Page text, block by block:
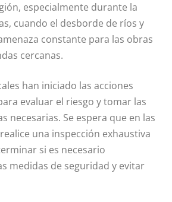
especialmente durante la
cuando el desborde de ríos y
constante para las obras
cercanas.
han iniciado las acciones
evaluar el riesgo y tomar las
necesarias. Se espera que en las
una inspección exhaustiva
si es necesario
medidas de seguridad y evitar